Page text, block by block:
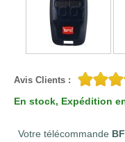
Avis Clients :
En stock, Expédition
Votre télécommande